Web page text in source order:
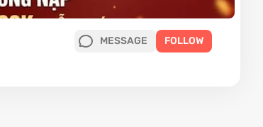
MESSAGE FOLLOW